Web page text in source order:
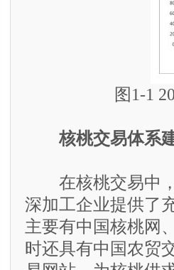
图1-1
核桃交易体系
在核桃交易中，
深加工企业提供了
主要有中国核桃网
时还具有中国农贸